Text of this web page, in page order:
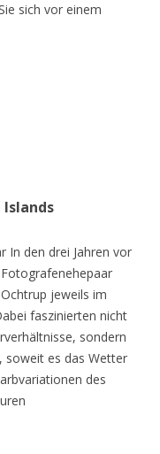
sich vor einem
In den drei Jahren vor
jeweils im
faszinierten nicht
sondern
soweit es das Wetter
des